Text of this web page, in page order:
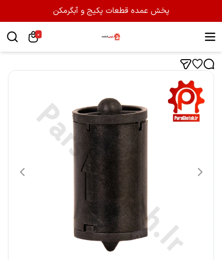
پخش عمده قطعات پکیج و آبگرمکن
0